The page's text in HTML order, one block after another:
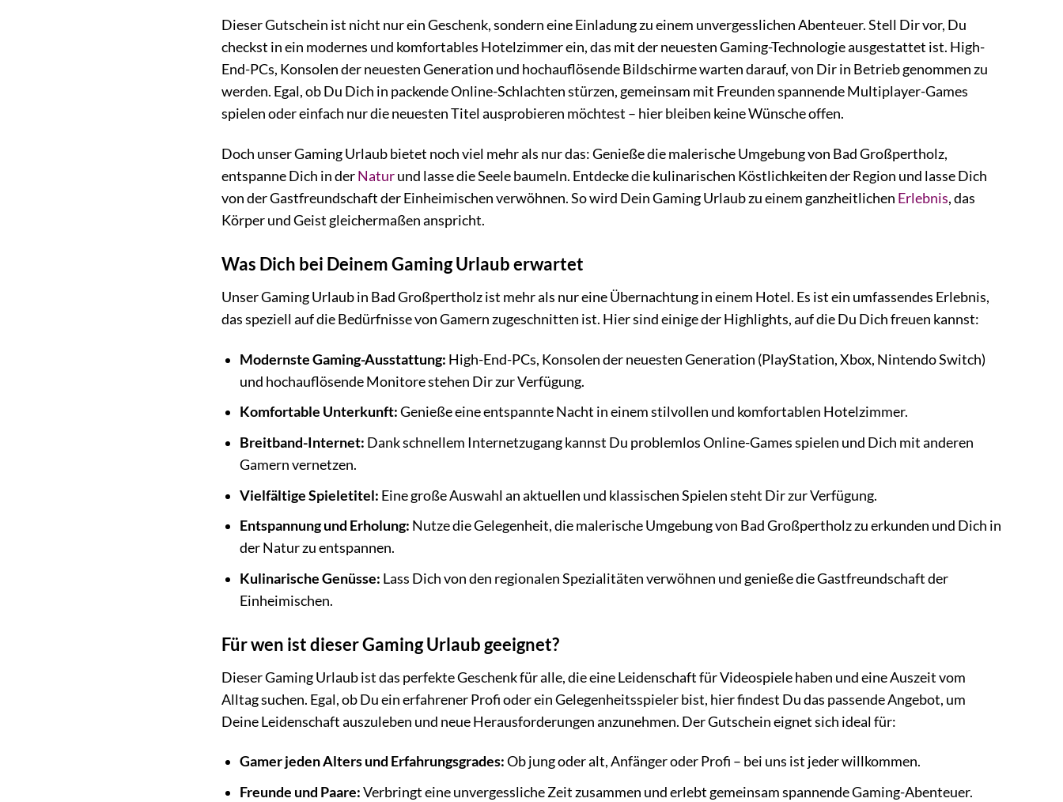
Dieser Gutschein ist nicht nur ein Geschenk, sondern eine Einladung zu einem unvergesslichen Abenteuer. Stell Dir vor, Du
checkst in ein modernes und komfortables Hotelzimmer ein, das mit der neuesten Gaming-Technologie ausgestattet ist. High-
End-PCs, Konsolen der neuesten Generation und hochauflösende Bildschirme warten darauf, von Dir in Betrieb genommen zu
werden. Egal, ob Du Dich in packende Online-Schlachten stürzen, gemeinsam mit Freunden spannende Multiplayer-Games
spielen oder einfach nur die neuesten Titel ausprobieren möchtest – hier bleiben keine Wünsche offen.
Doch unser Gaming Urlaub bietet noch viel mehr als nur das: Genieße die malerische Umgebung von Bad Großpertholz,
entspanne Dich in derNaturund lasse die Seele baumeln. Entdecke die kulinarischen Köstlichkeiten der Region und lasse Dich
von der Gastfreundschaft der Einheimischen verwöhnen. So wird Dein Gaming Urlaub zu einem ganzheitlichen Erlebnis, das
Körper und Geist gleichermaßen anspricht.
Was Dich bei Deinem Gaming Urlaub erwartet
Unser Gaming Urlaub in Bad Großpertholz ist mehr als nur eine Übernachtung in einem Hotel. Es ist ein umfassendes Erlebnis,
das speziell auf die Bedürfnisse von Gamern zugeschnitten ist. Hier sind einige der Highlights, auf die Du Dich freuen kannst:
Modernste Gaming-Ausstattung: High-End-PCs, Konsolen der neuesten Generation (PlayStation, Xbox, Nintendo Switch)
und hochauflösende Monitore stehen Dir zur Verfügung.
Komfortable Unterkunft:Genieße eine entspannte Nacht in einem stilvollen und komfortablen Hotelzimmer.
Breitband-Internet: Dank schnellem Internetzugang kannst Du problemlos Online-Games spielen und Dich mit anderen
Gamern vernetzen.
Vielfältige Spieletitel: Eine große Auswahl an aktuellen und klassischen Spielen steht Dir zur Verfügung.
Entspannung und Erholung: Nutze die Gelegenheit, die malerische Umgebung von Bad Großpertholz zu erkunden und Dich in
der Natur zu entspannen.
Kulinarische Genüsse: Lass Dich von den regionalen Spezialitäten verwöhnen und genieße die Gastfreundschaft der
Einheimischen.
Für wen ist dieser Gaming Urlaub geeignet?
Dieser Gaming Urlaub ist das perfekte Geschenk für alle, die eine Leidenschaft für Videospiele haben und eine Auszeit vom
Alltag suchen. Egal, ob Du ein erfahrener Profi oder ein Gelegenheitsspieler bist, hier findest Du das passende Angebot, um
Deine Leidenschaft auszuleben und neue Herausforderungen anzunehmen. Der Gutschein eignet sich ideal für:
Gamer jeden Alters und Erfahrungsgrades:Ob jung oder alt, Anfänger oder Profi – bei uns ist jeder willkommen.
Freunde und Paare:Verbringt eine unvergessliche Zeit zusammen und erlebt gemeinsam spannende Gaming-Abenteuer.